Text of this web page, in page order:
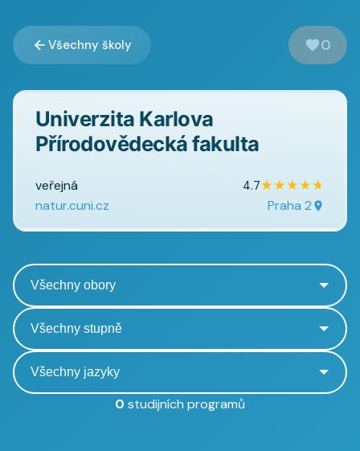
Všechny školy 0
Univerzita Karlova
Přírodovědecká fakulta
veřejná 4.7★★★★★
natur.cuni.cz Praha 2
0 studijních programů